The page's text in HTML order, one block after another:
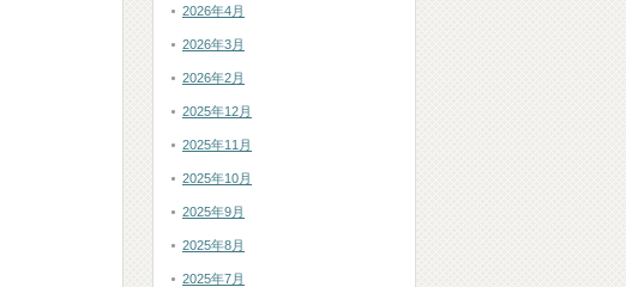
2026年4月
2026年3月
2026年2月
2025年12月
2025年11月
2025年10月
2025年9月
2025年8月
2025年7月